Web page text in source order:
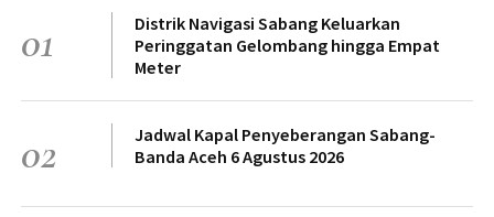
01
Distrik Navigasi Sabang Keluarkan
Peringgatan Gelombang hingga Empat
Meter
02
Jadwal Kapal Penyeberangan Sabang-
Banda Aceh 6 Agustus 2026